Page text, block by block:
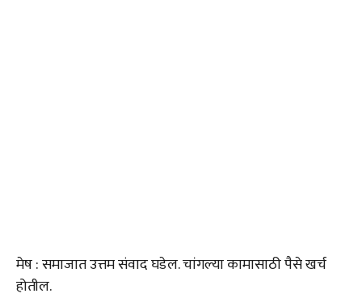
मेष : समाजात उत्तम संवाद घडेल. चांगल्या कामासाठी पैसे खर्च
होतील.